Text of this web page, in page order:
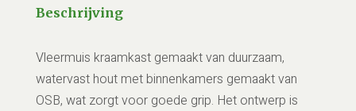
Beschrijving
Vleermuis kraamkast gemaakt van duurzaam,
watervast hout met binnenkamers gemaakt van
OSB, wat zorgt voor goede grip. Het ontwerp is